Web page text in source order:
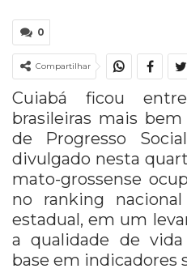
0
Compartilhar
Cuiabá ficou
brasileiras mais
de Progresso
divulgado nesta
mato-grossense
no ranking
estadual, em um
a qualidade de
base em indicadores